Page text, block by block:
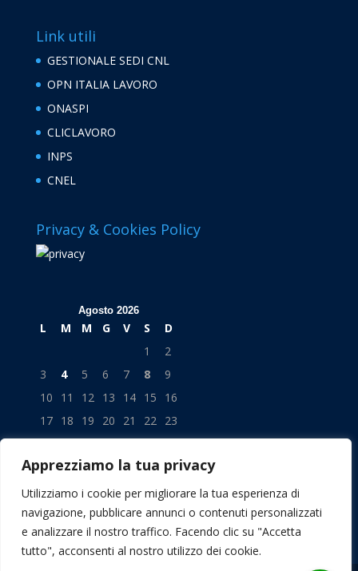
Apprezziamo la tua privacy
Utilizziamo i cookie per migliorare la tua esperienza di
navigazione, pubblicare annunci o contenuti personalizzati
e analizzare il nostro traffico. Facendo clic su "Accetta
tutto", acconsenti al nostro utilizzo dei cookie.
Link utili
GESTIONALE SEDI CNL
OPN ITALIA LAVORO
ONASPI
CLICLAVORO
INPS
CNEL
Privacy & Cookies Policy
Agosto 2026
L M M G V S
D
1
2
3
4 5 6 7 8
9
10
11 12 13 14 15
16
17 18 19 20 21 22
23
24 25 26 27 28 29 30
31
« Lug